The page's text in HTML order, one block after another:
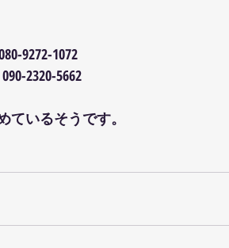
9272-1072
2320-5662
ているそうです。